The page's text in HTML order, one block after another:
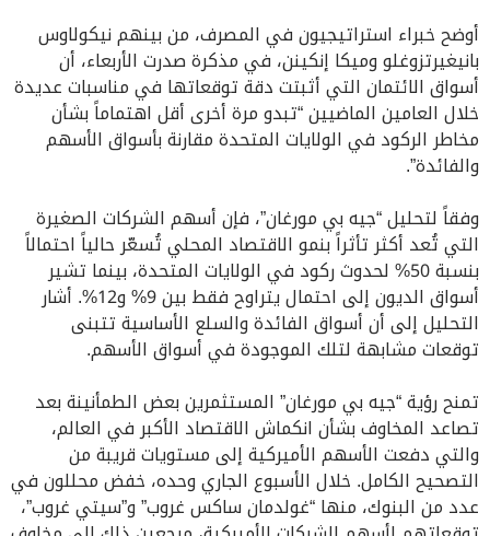
أوضح خبراء استراتيجيون في المصرف، من بينهم نيكولاوس
بانيغيرتزوغلو وميكا إنكينن، في مذكرة صدرت الأربعاء، أن
أسواق الائتمان التي أثبتت دقة توقعاتها في مناسبات عديدة
خلال العامين الماضيين “تبدو مرة أخرى أقل اهتماماً بشأن
مخاطر الركود في الولايات المتحدة مقارنة بأسواق الأسهم
والفائدة”.
وفقاً لتحليل “جيه بي مورغان”، فإن أسهم الشركات الصغيرة
التي تُعد أكثر تأثراً بنمو الاقتصاد المحلي تُسعّر حالياً احتمالاً
بنسبة 50% لحدوث ركود في الولايات المتحدة، بينما تشير
أسواق الديون إلى احتمال يتراوح فقط بين 9% و12%. أشار
التحليل إلى أن أسواق الفائدة والسلع الأساسية تتبنى
توقعات مشابهة لتلك الموجودة في أسواق الأسهم.
تمنح رؤية “جيه بي مورغان” المستثمرين بعض الطمأنينة بعد
تصاعد المخاوف بشأن انكماش الاقتصاد الأكبر في العالم،
والتي دفعت الأسهم الأميركية إلى مستويات قريبة من
التصحيح الكامل. خلال الأسبوع الجاري وحده، خفض محللون في
عدد من البنوك، منها “غولدمان ساكس غروب” و”سيتي غروب”،